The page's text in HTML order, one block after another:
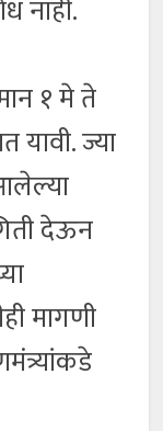
नाही.
१ मे ते
यावी. ज्या
देऊन
मागणी